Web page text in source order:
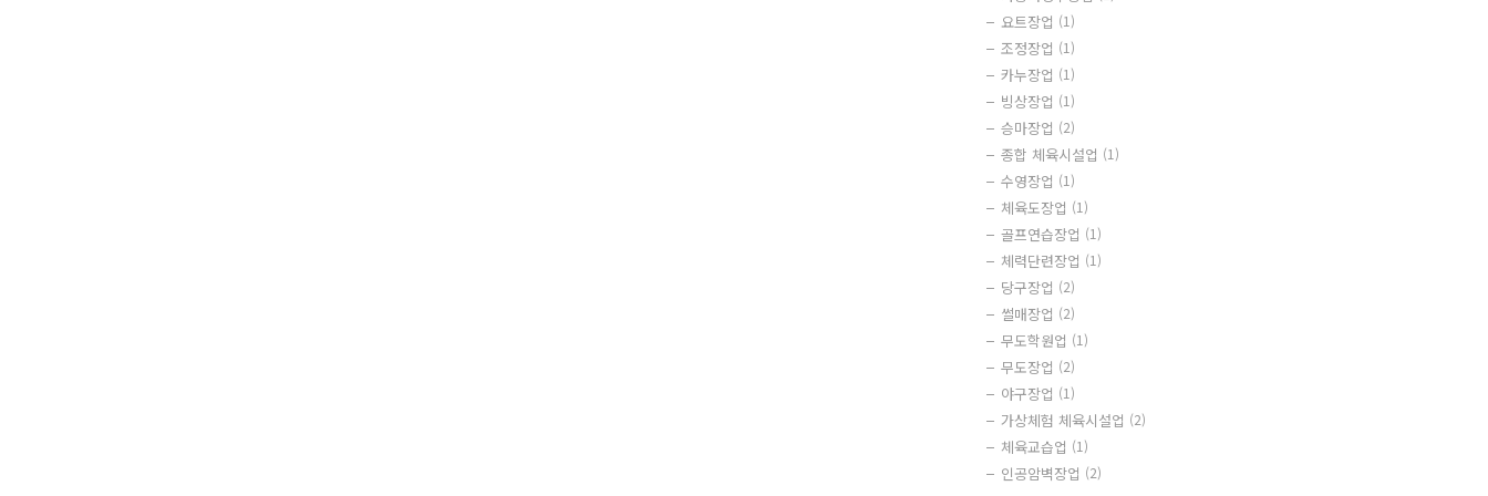
요트장업 (1)
조정장업 (1)
카누장업 (1)
빙상장업 (1)
승마장업 (2)
종합 체육시설업 (1)
수영장업 (1)
체육도장업 (1)
골프연습장업 (1)
체력단련장업 (1)
당구장업 (2)
썰매장업 (2)
무도학원업 (1)
무도장업 (2)
야구장업 (1)
가상체험 체육시설업 (2)
체육교습업 (1)
인공암벽장업 (2)